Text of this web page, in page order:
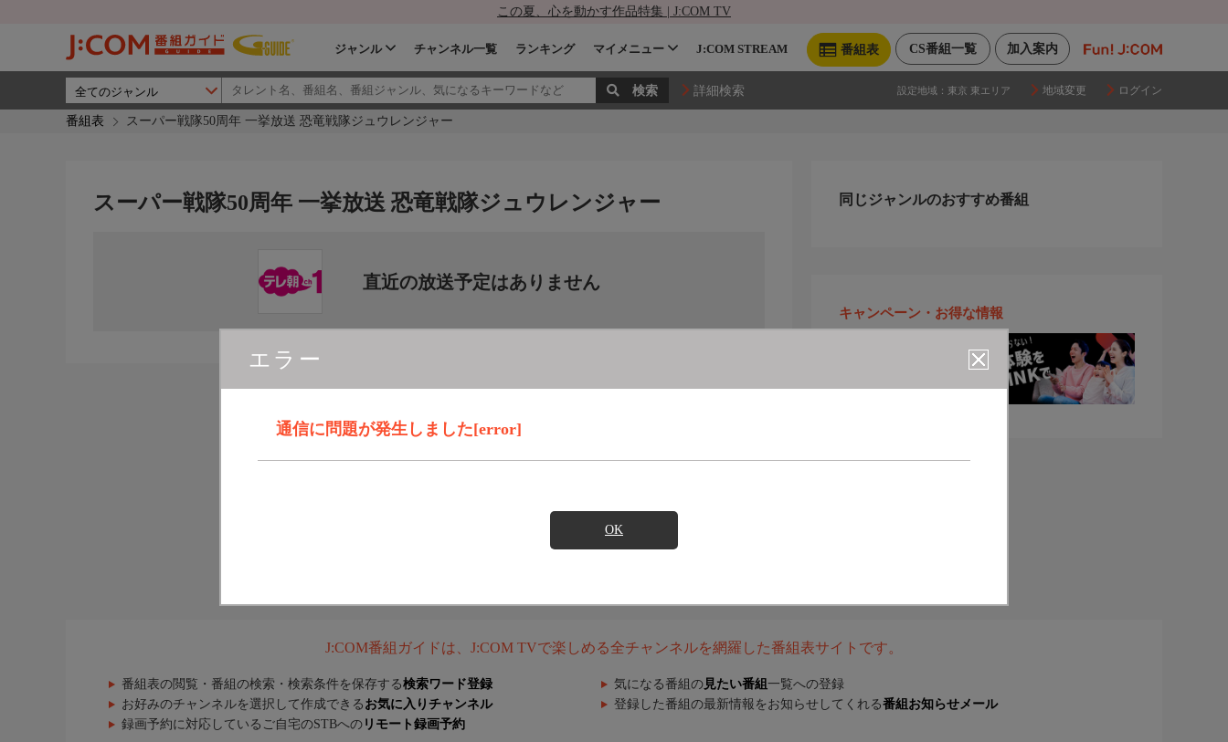
この夏、心を動かす作品特集 | J:COM TV
加入案内
CS番組一覧
番組表
ジャンル チャンネル一覧 ランキング マイメニュー J:COM STREAM
詳細検索 設定地域： 東京 東エリア 地域変更 ログイン
番組表 スーパー戦隊50周年 一挙放送 恐竜戦隊ジュウレンジャー
エラー
通信に問題が発生しました[error]
OK
スーパー戦隊50周年 一挙放送 恐竜戦隊ジュウレンジャー
直近の放送予定はありません
同じジャンルのおすすめ番組
キャンペーン・お得な情報
J:COM番組ガイドは、J:COM TVで楽しめる全チャンネルを網羅した番組表サイトです。
番組表の閲覧・番組の検索・検索条件を保存する検索ワード登録 気になる番組の 見たい番組 一覧への登録
お好みのチャンネルを選択して作成できる お気に入りチャンネル 登録した番組の最新情報をお知らせしてくれる番組お知らせメール
録画予約に対応しているご自宅のSTBへの リモート録画予約